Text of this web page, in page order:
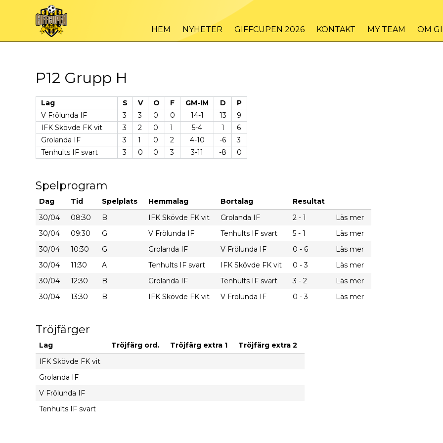
HEM NYHETER GIFFCUPEN 2026 KONTAKT MY TEAM OM
P12 Grupp H
Lag S V O F GM-IM D
P
V Frölunda IF
3 3 0 0 14-1 13
9
IFK Skövde FK vit
3 2 0 1 5-4 1
6
Grolanda IF
3 1 0 2 4-10 -6
3
Tenhults IF svart
3 0 0 3 3-11 -8 0
Spelprogram
Dag Tid Spelplats Hemmalag Bortalag
Resultat
30/04
08:30 B IFK Skövde FK vit Grolanda IF 2 - 1
Läs mer
30/04
09:30 G V Frölunda IF Tenhults IF svart 5 - 1
Läs mer
30/04
10:30 G Grolanda IF V Frölunda IF 0 - 6
Läs mer
30/04
11:30 A Tenhults IF svart IFK Skövde FK vit 0 - 3
Läs mer
30/04
12:30 B Grolanda IF Tenhults IF svart 3 - 2
Läs mer
30/04
13:30 B IFK Skövde FK vit V Frölunda IF 0 - 3 Läs mer
Tröjfärger
Lag Tröjfärg ord. Tröjfärg extra 1
Tröjfärg extra 2
IFK Skövde FK vit
Grolanda IF
V Frölunda IF
Tenhults IF svart